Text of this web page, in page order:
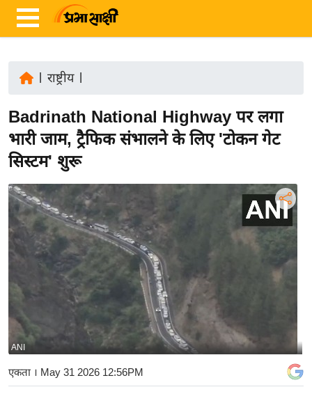
ज़ा
ख
ब
र
रा
ष्ट्री
य
अं
र्रा
य
बि
ज़
ने
राष्ट्रीय|
Badrinath National Highway पर लगा
भारी जाम, ट्रैफिक संभालने के लिए 'टोकन गेट
सिस्टम' शुरू
ANI
एकता । May 31 2026 12:56PM